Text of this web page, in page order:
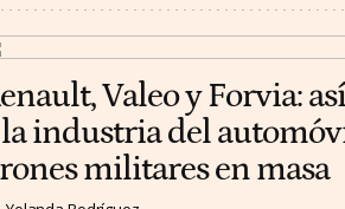
Valeo y Forvia:
la industria del
militares en masa